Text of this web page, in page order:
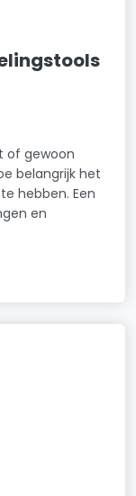
of gewoon
belangrijk het
hebben. Een
en